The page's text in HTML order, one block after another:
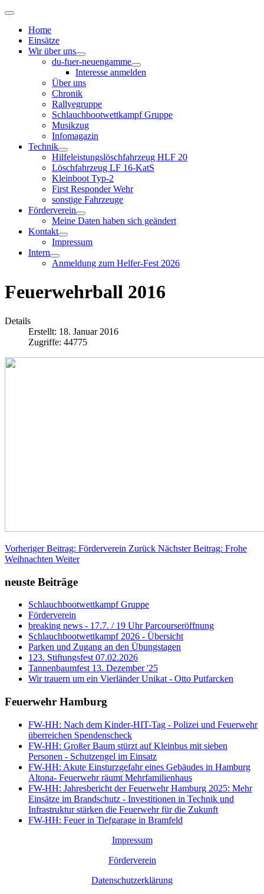
Home
Einsätze
Wir über uns
du-fuer-neuengamme
Interesse anmelden
Über uns
Chronik
Rallyegruppe
Schlauchbootwettkampf Gruppe
Musikzug
Infomagazin
Technik
Hilfeleistungslöschfahrzeug HLF 20
Löschfahrzeug LF 16-KatS
Kleinboot Typ-2
First Responder Wehr
sonstige Fahrzeuge
Förderverein
Meine Daten haben sich geändert
Kontakt
Impressum
Intern
Anmeldung zum Helfer-Fest 2026
Feuerwehrball 2016
Details
Erstellt: 18. Januar 2016
Zugriffe: 44775
Vorheriger Beitrag: Förderverein Zurück Nächster Beitrag: Frohe
Weihnachten Weiter
neuste Beiträge
Schlauchbootwettkampf Gruppe
Förderverein
breaking news - 17.7. / 19 Uhr Parcourseröffnung
Schlauchbootwettkampf 2026 - Übersicht
Parken und Zugang an den Übungstagen
123. Stiftungsfest 07.02.2026
Tannenbaumfest 13. Dezember '25
Wir trauern um ein Vierländer Unikat - Otto Putfarcken
Feuerwehr Hamburg
FW-HH: Nach dem Kinder-HIT-Tag - Polizei und Feuerwehr
überreichen Spendenscheck
FW-HH: Großer Baum stürzt auf Kleinbus mit sieben
Personen - Schutzengel im Einsatz
FW-HH: Akute Einsturzgefahr eines Gebäudes in Hamburg
Altona- Feuerwehr räumt Mehrfamilienhaus
FW-HH: Jahresbericht der Feuerwehr Hamburg 2025: Mehr
Einsätze im Brandschutz - Investitionen in Technik und
Infrastruktur stärken die Feuerwehr für die Zukunft
FW-HH: Feuer in Tiefgarage in Bramfeld
Impressum
Förderverein
Datenschutzerklärung